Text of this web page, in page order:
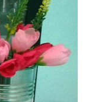
agora Rei
mesmo que
nas mãos de seu
rever seu
Westfall passa a
Capitã da